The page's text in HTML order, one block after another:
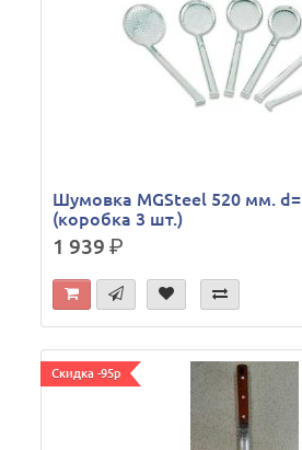
Шумовка MGSteel 520 мм.
(коробка 3 шт.)
1 939р.
Скидка -95р